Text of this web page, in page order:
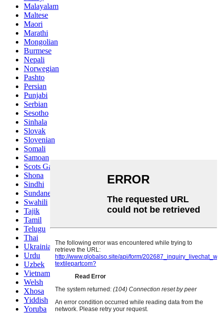
Malayalam
Maltese
Maori
Marathi
Mongolian
Burmese
Nepali
Norwegian
Pashto
Persian
Punjabi
Serbian
Sesotho
Sinhala
Slovak
Slovenian
Somali
Samoan
Scots Gaelic
Shona
Sindhi
Sundanese
Swahili
Tajik
Tamil
Telugu
Thai
Ukrainian
Urdu
Uzbek
Vietnamese
Welsh
Xhosa
Yiddish
Yoruba